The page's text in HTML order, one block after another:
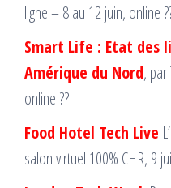
ligne – 8 au 12 juin, online
Smart Life : Etat des
Amérique du Nord,
online ??
Food Hotel Tech Live
salon virtuel 100% CHR, 9